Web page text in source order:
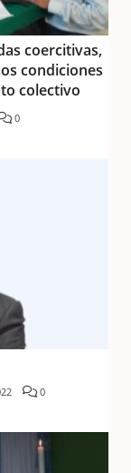
coercitivas,
condiciones
colectivo
0
0